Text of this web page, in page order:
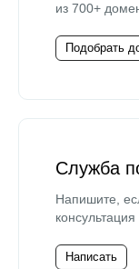
из 700+
Подобрать
Служба
Напишите,
консультация
Написать